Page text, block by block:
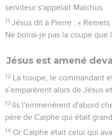
serviteur s'appelait Malchus.
11 Jésus dit à Pierre : «
Ne boirai-je pas la coupe que
Jésus est amené
12 La troupe, le commandant
s’emparèrent alors de Jésus
13 Ils l'emmenèrent d'abord
père de Caïphe qui était
14 Or Caïphe était celui qui